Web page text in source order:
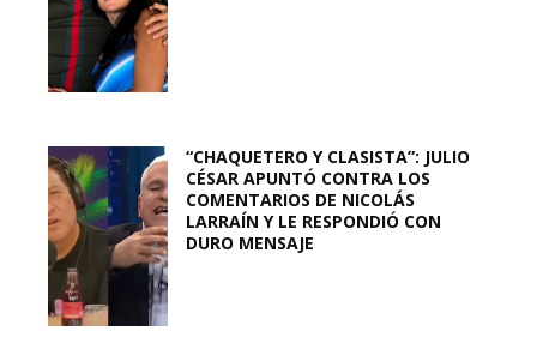
“CHAQUETERO Y CLASISTA”: JULIO
CÉSAR APUNTÓ CONTRA LOS
COMENTARIOS DE NICOLÁS
LARRAÍN Y LE RESPONDIÓ CON
DURO MENSAJE